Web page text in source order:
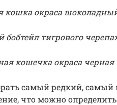
кошка окраса
бобтейл тигрового
кошечка окраса
самый редкий,
что можно